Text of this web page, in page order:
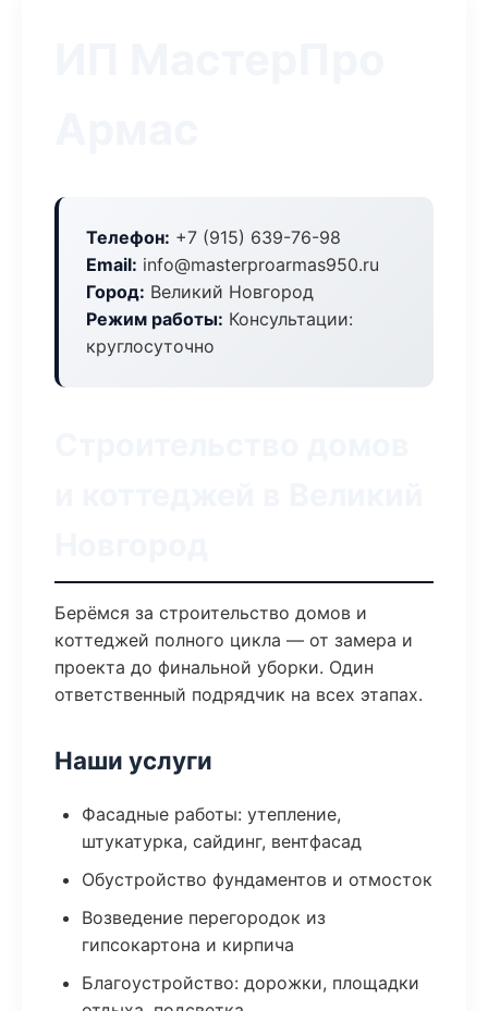
Телефон: +7 (915) 639-76-98
Email: info@masterproarmas950.ru
Город: Великий Новгород
Режим работы: Консультации:
круглосуточно
Берёмся за строительство домов и
коттеджей полного цикла — от замера и
проекта до финальной уборки. Один
ответственный подрядчик на всех этапах.
Наши услуги
Фасадные работы: утепление,
штукатурка, сайдинг, вентфасад
Обустройство фундаментов и отмосток
Возведение перегородок из
гипсокартона и кирпича
Благоустройство: дорожки, площадки